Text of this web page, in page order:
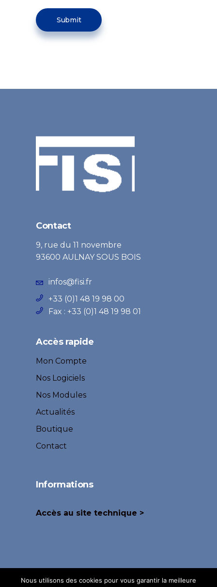
Submit
Contact
9, rue du 11 novembre
93600 AULNAY SOUS BOIS
infos@fisi.fr
+33 (0)1 48 19 98 00
Fax : +33 (0)1 48 19 98 01
Accès rapide
Mon Compte
Nos Logiciels
Nos Modules
Actualités
Boutique
Contact
Informations
Accès au site technique >
Nous utilisons des cookies pour vous garantir la meilleure